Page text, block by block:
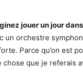
jouer un jour
un orchestre
Parce qu’on est
chose que je referais